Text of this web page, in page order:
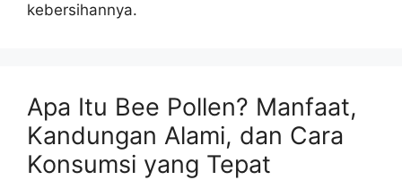
kebersihannya.
Apa Itu Bee Pollen? Manfaat,
Kandungan Alami, dan Cara
Konsumsi yang Tepat